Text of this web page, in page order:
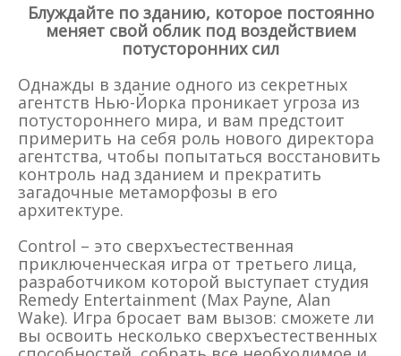
Блуждайте по зданию, которое постоянно
меняет свой облик под воздействием
потусторонних сил
Однажды в здание одного из секретных
агентств Нью-Йорка проникает угроза из
потустороннего мира, и вам предстоит
примерить на себя роль нового директора
агентства, чтобы попытаться восстановить
контроль над зданием и прекратить
загадочные метаморфозы в его
архитектуре.
Control – это сверхъестественная
приключенческая игра от третьего лица,
разработчиком которой выступает студия
Remedy Entertainment (Max Payne, Alan
Wake). Игра бросает вам вызов: сможете ли
вы освоить несколько сверхъестественных